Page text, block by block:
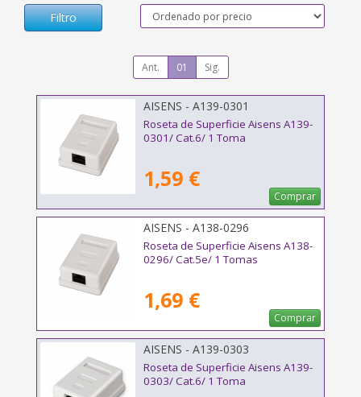
Filtro
Ant. 01 Sig.
AISENS - A139-0301
Roseta de Superficie Aisens A139-
0301/ Cat.6/ 1 Toma
1,59 €
Comprar
AISENS - A138-0296
Roseta de Superficie Aisens A138-
0296/ Cat.5e/ 1 Tomas
1,69 €
Comprar
AISENS - A139-0303
Roseta de Superficie Aisens A139-
0303/ Cat.6/ 1 Toma